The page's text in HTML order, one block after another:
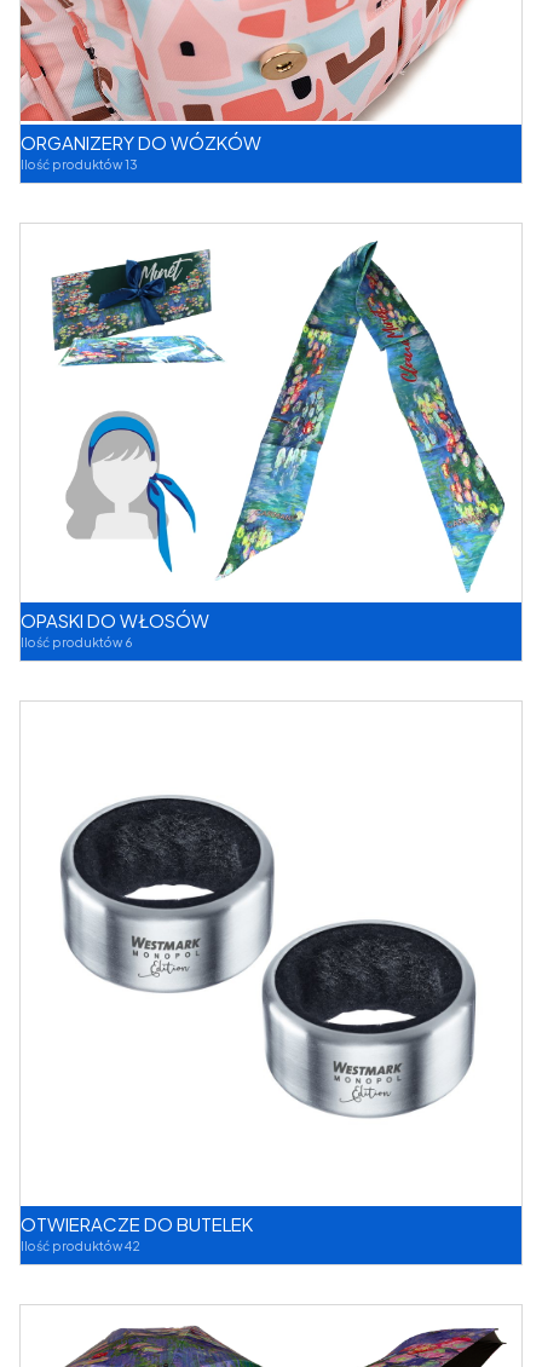
ORGANIZERY DO WÓZKÓW
Ilość produktów 13
OPASKI DO WŁOSÓW
Ilość produktów 6
OTWIERACZE DO BUTELEK
Ilość produktów 42